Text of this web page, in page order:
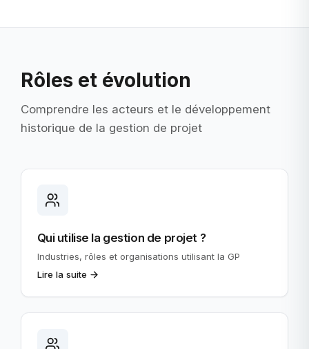
Rôles et évolution
Comprendre les acteurs et le développement
historique de la gestion de projet
Qui utilise la gestion de projet ?
Industries, rôles et organisations utilisant la GP
Lire la suite